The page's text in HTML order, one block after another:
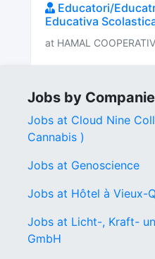
Educatori/
Educativa
at HAMAL
Jobs by
Jobs at Cloud Nine
Cannabis )
Jobs at Genoscience
Jobs at Hôtel à Vieux-
Jobs at Licht-, Kraft-
GmbH